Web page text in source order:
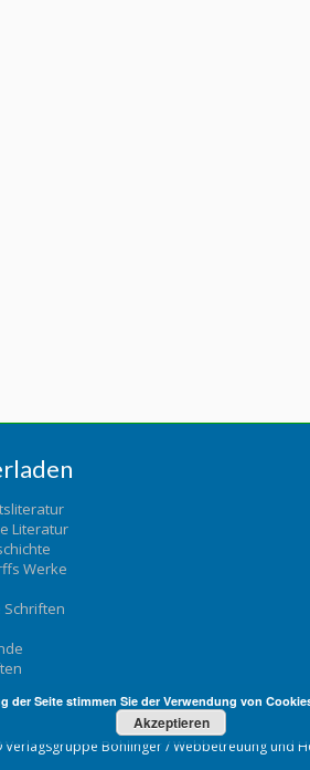
Literatur
Werke
Schriften
Bohlinger / Webbetreuung und
der Seite stimmen Sie der Verwendung von
Akzeptieren